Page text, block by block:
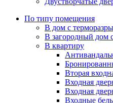
По типу помещения
В дом с
В загородный дом
В квартиру
Вторая
Входная
Входная
Входные